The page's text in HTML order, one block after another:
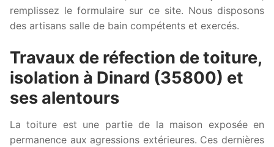
remplissez le formulaire sur ce site. Nous disposons
des artisans salle de bain compétents et exercés.
Travaux de réfection de toiture,
isolation à Dinard (35800) et
ses alentours
La toiture est une partie de la maison exposée en
permanence aux agressions extérieures. Ces dernières